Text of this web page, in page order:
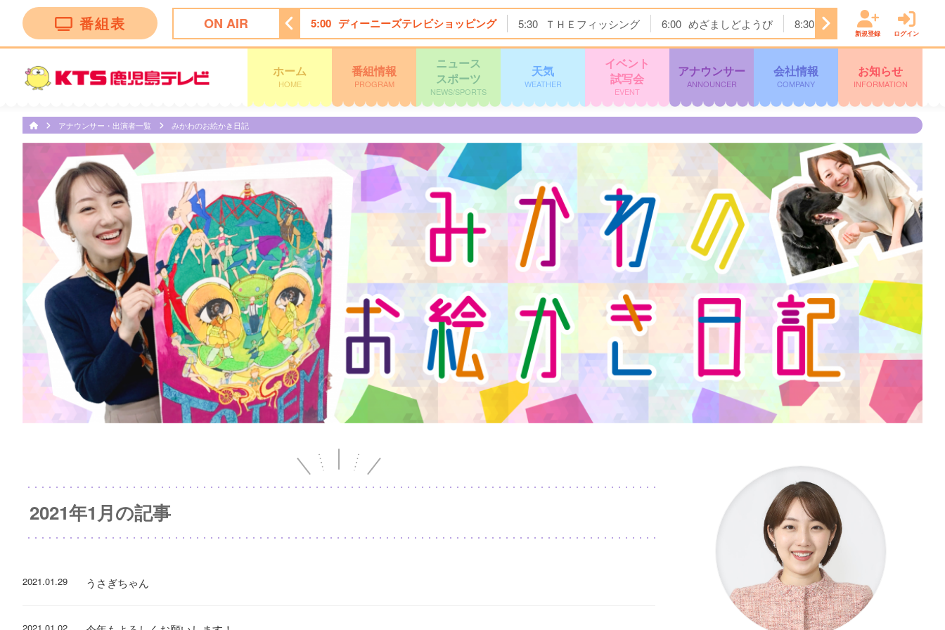
番組表 ON AIR
4:00 テレビショッピング テレビショッピング 5:00 ディーニーズテレビショッピング 5:30 ＴＨＥフィッシング 6:00 めざましどようび 8:30 土曜はナニする！？
新規登録 ログイン
ホーム
HOME
番組情報
PROGRAM
ニュース
スポーツ
NEWS/SPORTS
天気
WEATHER
イベント
試写会
EVENT
アナウンサー
ANNOUNCER
会社情報
COMPANY
お知らせ
INFORMATION
アナウンサー・出演者一覧 みかわのお絵かき日記
2021年1月の記事
2021.01.29 うさぎちゃん